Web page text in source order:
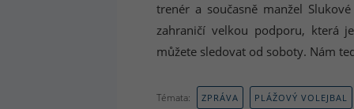
trenér a současně manžel
zahraničí velkou podporu, která
můžete sledovat od soboty. Nám
Témata: ZPRÁVA PLÁŽOVÝ VOLEJBAL